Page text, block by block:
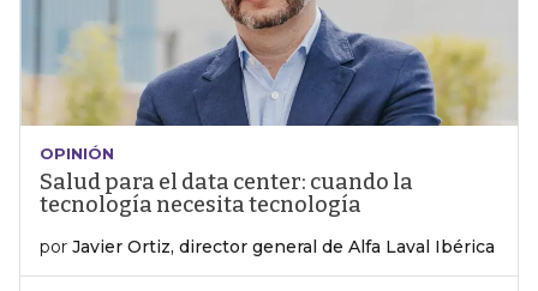
OPINIÓN
Salud para el data center: cuando la
tecnología necesita tecnología
por Javier Ortiz, director general de Alfa Laval Ibérica